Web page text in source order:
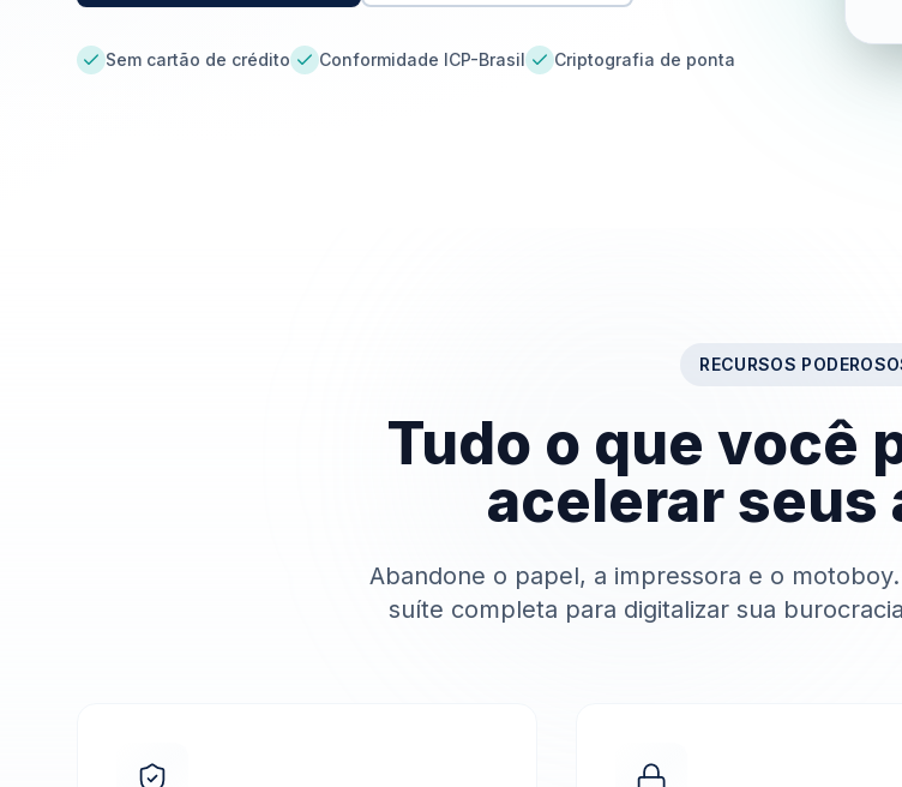
Sem cartão de crédito Conformidade ICP-Brasil Criptografia de ponta
RECURSOS
Tudo o que você
acelerar seus
Abandone o papel, a impressora e o
suíte completa para digitalizar sua